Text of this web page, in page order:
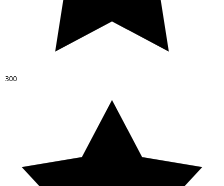
300